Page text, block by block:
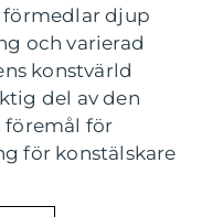
förmedlar djup
och varierad
konstvärld
del av den
föremål för
för konstälskare